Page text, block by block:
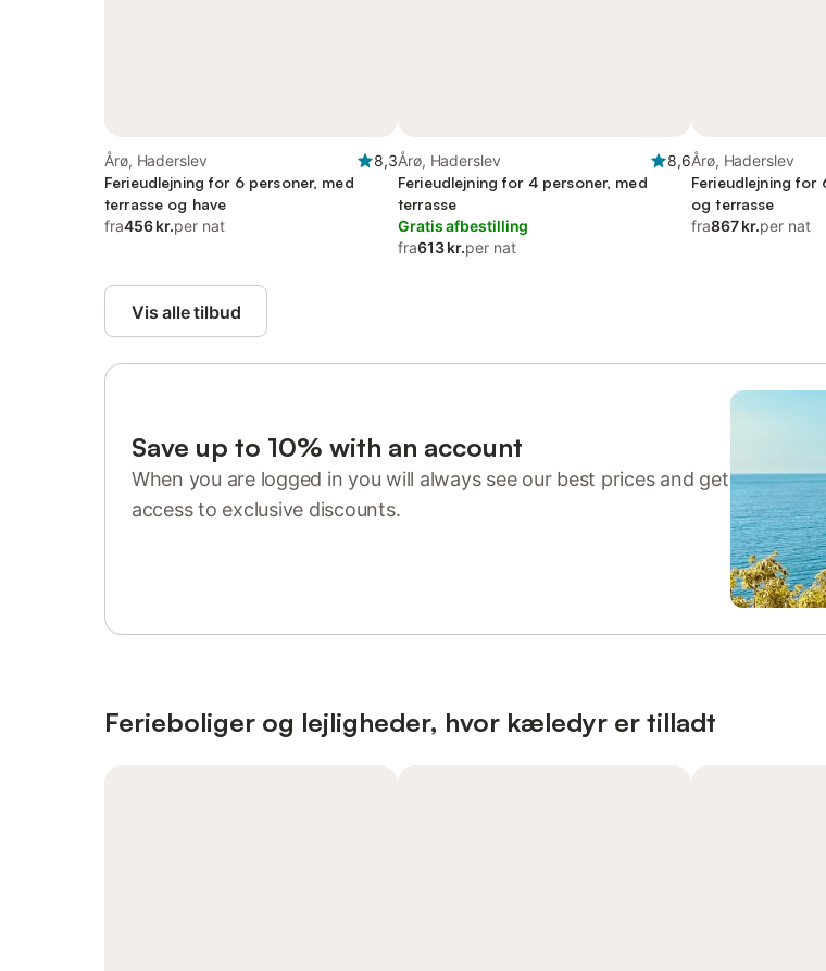
Årø, Haderslev
8,3
Ferieudlejning for 6 personer, med
terrasse og have
fra456 kr.per nat
Årø, Haderslev
8,6
Ferieudlejning for 4 personer, med
terrasse
Gratis afbestilling
fra613 kr.per nat
Årø, Haderslev
Ferieudlejning for
og terrasse
fra867 kr.per nat
Vis alle tilbud
Save up to 10% with an account
When you are logged in you will always see our best prices and get
access to exclusive discounts.
Ferieboliger og lejligheder, hvor kæledyr er tilladt